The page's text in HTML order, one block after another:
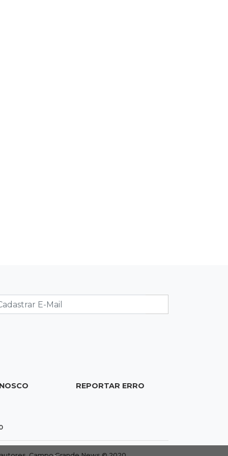
19:1895º caso
Pantanal viaja para Goiás em busca
REPORTAR ERRO